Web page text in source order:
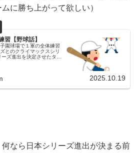
に勝ち上がって欲しい）
習【野球話】
園球場で１軍の全体練習
とのクライマックスシリ
ズ進出を決定させたタイ
2025.10.19
なら日本シリーズ進出が決まる前